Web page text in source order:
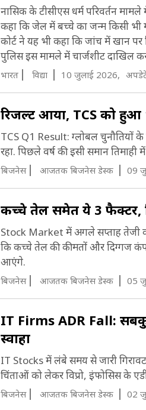
नासिक के टीसीएस धर्म परिवर्तन
कहा कि जेल में बच्चे का जन्म किसी
कोर्ट ने यह भी कहा कि जांच में खान
पुलिस इस मामले में चार्जशीट दाखिल
भारत विद्या 10 जुलाई 2026,
रिजल्ट आया, TCS को हुआ
TCS Q1 Result: ग्लोबल चुनौतियों
रहा. पिछले वर्ष की इसी समान
बिजनेस आजतक बिजनेस डेस्क 09
कच्चे तेल समेत ये 3 फैक्टर,
Stock Market में अगले सप्ताह तेजी
कि कच्चे तेल की कीमतों और दिग्गज
आएंगे.
बिजनेस आजतक बिजनेस डेस्क 05
IT Firms ADR Fall:
स्वाहा
IT Stocks में लंबे समय से जारी
चिंताओं को लेकर विप्रो, इंफोसिस के
बिजनेस आजतक बिजनेस डेस्क 02